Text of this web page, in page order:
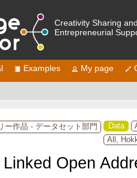
Creativity Sharing
Entrepreneurial
Examples My page
ー作品 - データセット部門 Data
All,
Linked Open